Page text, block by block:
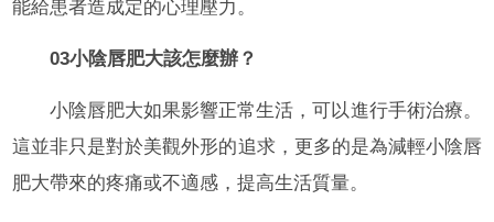
能給患者造成定的心理壓力。
03小陰唇肥大該怎麼辦？
小陰唇肥大如果影響正常生活，可以進行手術治療。
這並非只是對於美觀外形的追求，更多的是為減輕小陰唇
肥大帶來的疼痛或不適感，提高生活質量。